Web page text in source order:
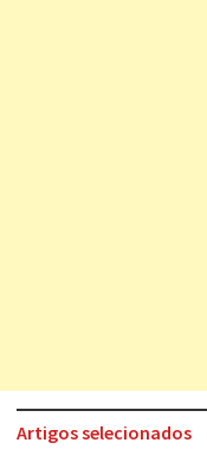
Artigos selecionados